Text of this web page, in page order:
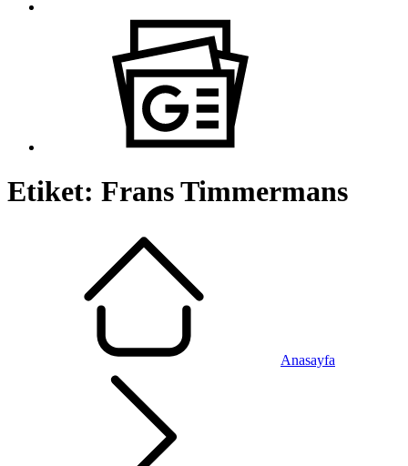
Etiket: Frans Timmermans
Anasayfa